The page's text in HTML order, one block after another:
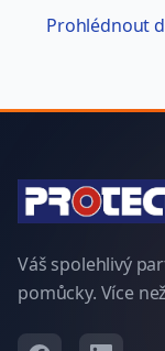
Prohlédnout
Váš spolehlivý
pomůcky. Více